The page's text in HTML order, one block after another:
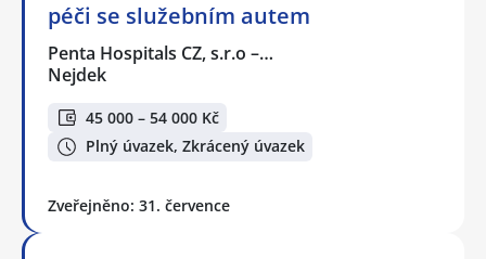
péči se služebním autem
Penta Hospitals CZ, s.r.o –…
Nejdek
45 000 – 54 000 Kč
Plný úvazek, Zkrácený úvazek
Zveřejněno: 31. července